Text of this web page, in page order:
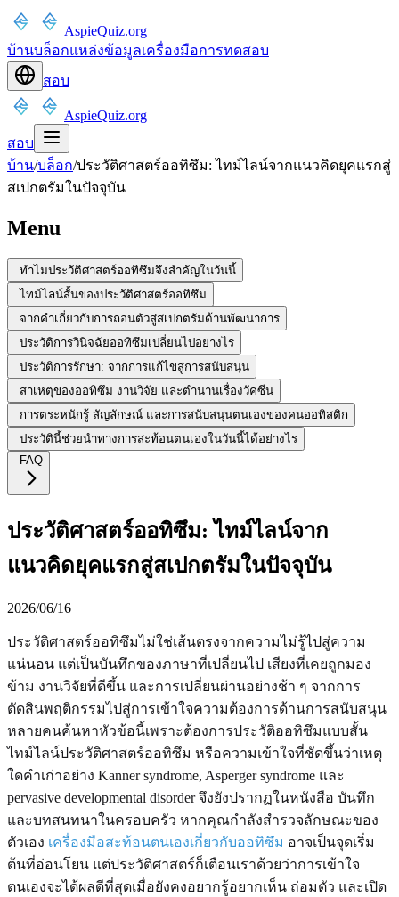
AspieQuiz.org
บ้านบล็อกแหล่งข้อมูลเครื่องมือการทดสอบ
สอบ
AspieQuiz.org
สอบ
บ้าน/บล็อก/ประวัติศาสตร์ออทิซึม: ไทม์ไลน์จากแนวคิดยุคแรกสู่
สเปกตรัมในปัจจุบัน
Menu
ทำไมประวัติศาสตร์ออทิซึมจึงสำคัญในวันนี้
ไทม์ไลน์สั้นของประวัติศาสตร์ออทิซึม
จากคำเกี่ยวกับการถอนตัวสู่สเปกตรัมด้านพัฒนาการ
ประวัติการวินิจฉัยออทิซึมเปลี่ยนไปอย่างไร
ประวัติการรักษา: จากการแก้ไขสู่การสนับสนุน
สาเหตุของออทิซึม งานวิจัย และตำนานเรื่องวัคซีน
การตระหนักรู้ สัญลักษณ์ และการสนับสนุนตนเองของคนออทิสติก
ประวัตินี้ช่วยนำทางการสะท้อนตนเองในวันนี้ได้อย่างไร
FAQ
ประวัติศาสตร์ออทิซึม: ไทม์ไลน์จาก
แนวคิดยุคแรกสู่สเปกตรัมในปัจจุบัน
2026/06/16
ประวัติศาสตร์ออทิซึมไม่ใช่เส้นตรงจากความไม่รู้ไปสู่ความ
แน่นอน แต่เป็นบันทึกของภาษาที่เปลี่ยนไป เสียงที่เคยถูกมอง
ข้าม งานวิจัยที่ดีขึ้น และการเปลี่ยนผ่านอย่างช้า ๆ จากการ
ตัดสินพฤติกรรมไปสู่การเข้าใจความต้องการด้านการสนับสนุน
หลายคนค้นหาหัวข้อนี้เพราะต้องการประวัติออทิซึมแบบสั้น
ไทม์ไลน์ประวัติศาสตร์ออทิซึม หรือความเข้าใจที่ชัดขึ้นว่าเหตุ
ใดคำเก่าอย่าง Kanner syndrome, Asperger syndrome และ
pervasive developmental disorder จึงยังปรากฏในหนังสือ บันทึก
และบทสนทนาในครอบครัว หากคุณกำลังสำรวจลักษณะของ
ตัวเอง เครื่องมือสะท้อนตนเองเกี่ยวกับออทิซึม อาจเป็นจุดเริ่ม
ต้นที่อ่อนโยน แต่ประวัติศาสตร์ก็เตือนเราด้วยว่าการเข้าใจ
ตนเองจะได้ผลดีที่สุดเมื่อยังคงอยากรู้อยากเห็น ถ่อมตัว และเปิด